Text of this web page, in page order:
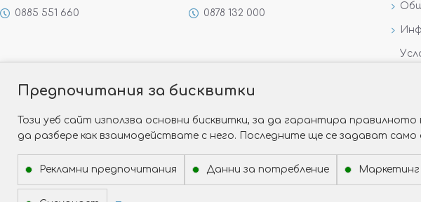
0885 551 660 0878 132 000
Предпочитания за бисквитки
Този уеб сайт използва основни бисквитки, за да гарантира
да разбере как взаимодействате с него. Последните ще се задават само
Рекламни предпочитания Данни за потребление Маркетинг